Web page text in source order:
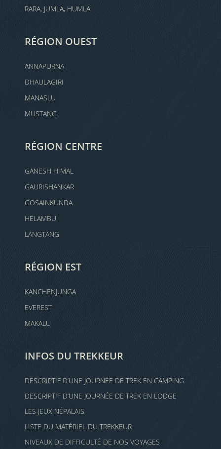
RARA, JUMLA, HUMLA
RÉGION OUEST
ANNAPURNA
DHAULAGIRI
MANASLU
MUSTANG
RÉGION CENTRE
GANESH HIMAL
GAURISHANKAR
GOSAINKUNDA
HELAMBU
LANGTANG
RÉGION EST
KANCHENJUNGA
EVEREST
MAKALU
INFOS DU TREKKEUR
DESCRIPTIF D’UNE JOURNÉE DE TREK EN CAMPING
DESCRIPTIF D’UNE JOURNÉE DE TREK EN LODGE
LES JEUX NÉPALAIS
LISTE DU MATÉRIEL DU TREKKEUR
NIVEAUX DE DIFFICULTÉ DE NOS VOYAGES